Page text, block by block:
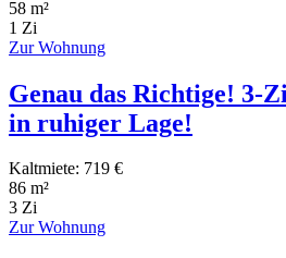
58 m²
1 Zi
Zur Wohnung
Genau das Richtige! 3-
in ruhiger Lage!
Kaltmiete: 719 €
86 m²
3 Zi
Zur Wohnung